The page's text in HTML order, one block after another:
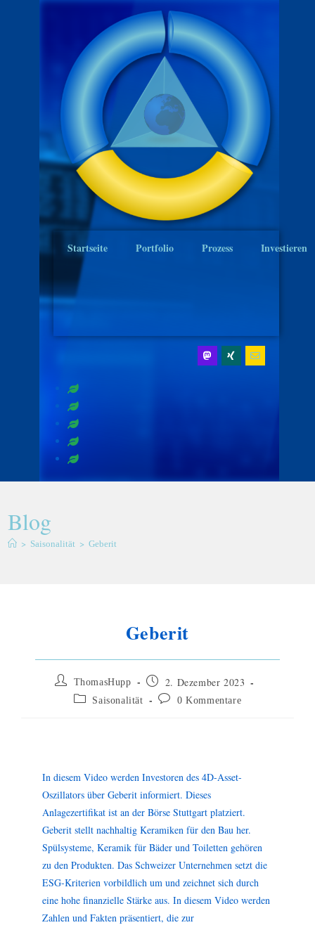
Startseite Portfolio Prozess Investieren
Blog
> Saisonalität > Geberit
Geberit
ThomasHupp 2. Dezember 2023
Saisonalität 0 Kommentare
In diesem Video werden Investoren des 4D-Asset-
Oszillators über Geberit informiert. Dieses
Anlagezertifikat ist an der Börse Stuttgart platziert.
Geberit stellt nachhaltig Keramiken für den Bau her.
Spülsysteme, Keramik für Bäder und Toiletten gehören
zu den Produkten. Das Schweizer Unternehmen setzt die
ESG-Kriterien vorbildlich um und zeichnet sich durch
eine hohe finanzielle Stärke aus. In diesem Video werden
Zahlen und Fakten präsentiert, die zur